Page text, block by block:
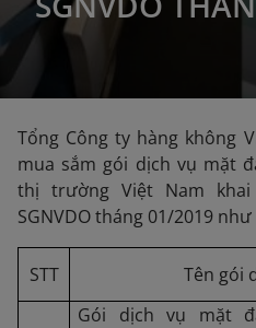
Tổng Công ty hàng không
mua sắm gói dịch vụ mặt
thị trường Việt Nam
SGNVDO tháng 01/2019 như
STT Tên gói
Gói dịch vụ mặt